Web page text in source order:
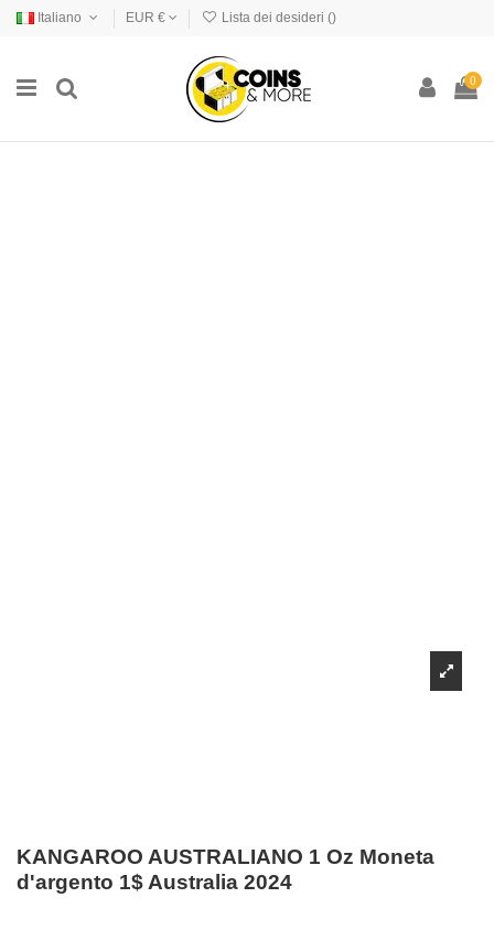
Italiano EUR € Lista dei desideri ()
0
KANGAROO AUSTRALIANO 1 Oz Moneta
d'argento 1$ Australia 2024